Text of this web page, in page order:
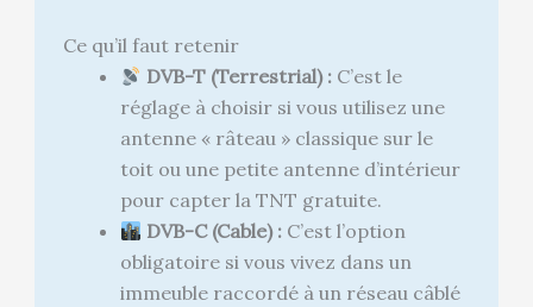
Ce qu’il faut retenir
DVB-T (Terrestrial) :C’est le
réglage à choisir si vous utilisez une
antenne « râteau » classique sur le
toit ou une petite antenne d’intérieur
pour capter la TNT gratuite.
DVB-C (Cable) :C’est l’option
obligatoire si vous vivez dans un
immeuble raccordé à un réseau câblé